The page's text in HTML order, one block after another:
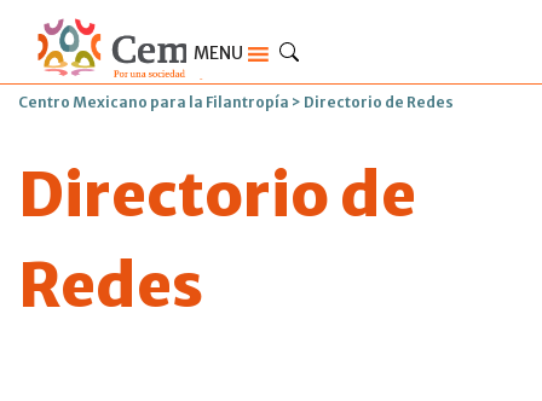
MENU
Centro Mexicano para la Filantropía > Directorio de Redes
Directorio de
Redes